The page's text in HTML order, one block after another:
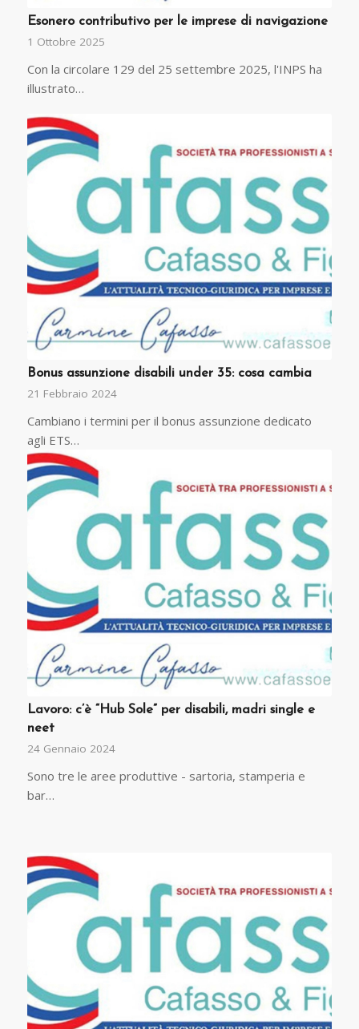
Esonero contributivo per le imprese di navigazione
1 Ottobre 2025
Con la circolare 129 del 25 settembre 2025, l'INPS ha
illustrato…
Bonus assunzione disabili under 35: cosa cambia
21 Febbraio 2024
Cambiano i termini per il bonus assunzione dedicato
agli ETS…
Lavoro: c’è “Hub Sole” per disabili, madri single e
neet
24 Gennaio 2024
Sono tre le aree produttive - sartoria, stamperia e
bar…